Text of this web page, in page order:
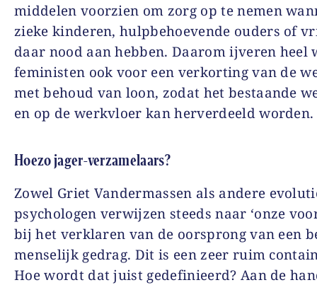
middelen voorzien om zorg op te nemen
zieke kinderen, hulpbehoevende ouders of
daar nood aan hebben. Daarom ijveren heel
feministen ook voor een verkorting van de
met behoud van loon, zodat het bestaande
en op de werkvloer kan herverdeeld worden.
Hoezo jager-verzamelaars?
Zowel Griet Vandermassen als andere
psychologen verwijzen steeds naar ‘onze
bij het verklaren van de oorsprong van een
menselijk gedrag. Dit is een zeer ruim
Hoe wordt dat juist gedefinieerd? Aan de